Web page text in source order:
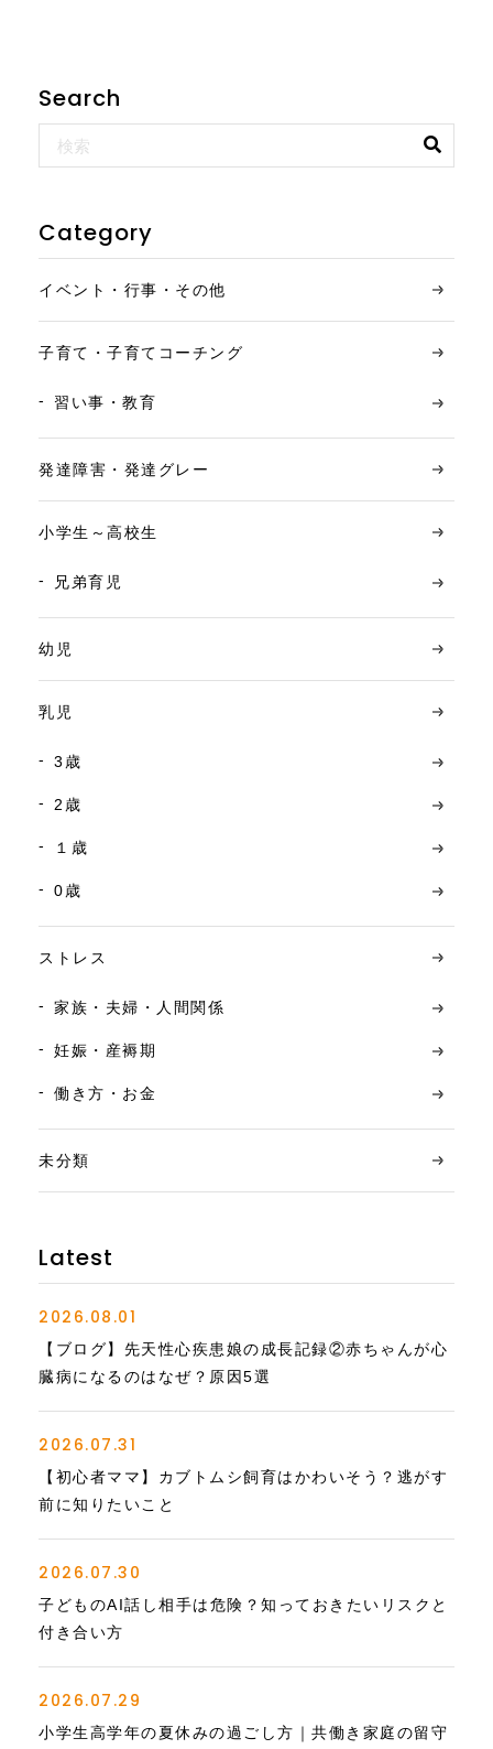
Search
Category
イベント・行事・その他
子育て・子育てコーチング
習い事・教育
発達障害・発達グレー
小学生～高校生
兄弟育児
幼児
乳児
3歳
2歳
１歳
0歳
ストレス
家族・夫婦・人間関係
妊娠・産褥期
働き方・お金
未分類
Latest
2026.08.01
【ブログ】先天性心疾患娘の成長記録②赤ちゃんが心
臓病になるのはなぜ？原因5選
2026.07.31
【初心者ママ】カブトムシ飼育はかわいそう？逃がす
前に知りたいこと
2026.07.30
子どものAI話し相手は危険？知っておきたいリスクと
付き合い方
2026.07.29
小学生高学年の夏休みの過ごし方｜共働き家庭の留守